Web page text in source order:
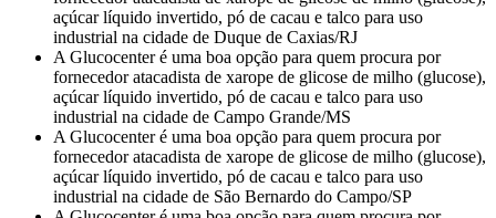
açúcar líquido invertido, pó de cacau e talco para uso
industrial na cidade de Duque de Caxias/RJ
A Glucocenter é uma boa opção para quem procura por
fornecedor atacadista de xarope de glicose de milho (glucose),
açúcar líquido invertido, pó de cacau e talco para uso
industrial na cidade de Campo Grande/MS
A Glucocenter é uma boa opção para quem procura por
fornecedor atacadista de xarope de glicose de milho (glucose),
açúcar líquido invertido, pó de cacau e talco para uso
industrial na cidade de São Bernardo do Campo/SP